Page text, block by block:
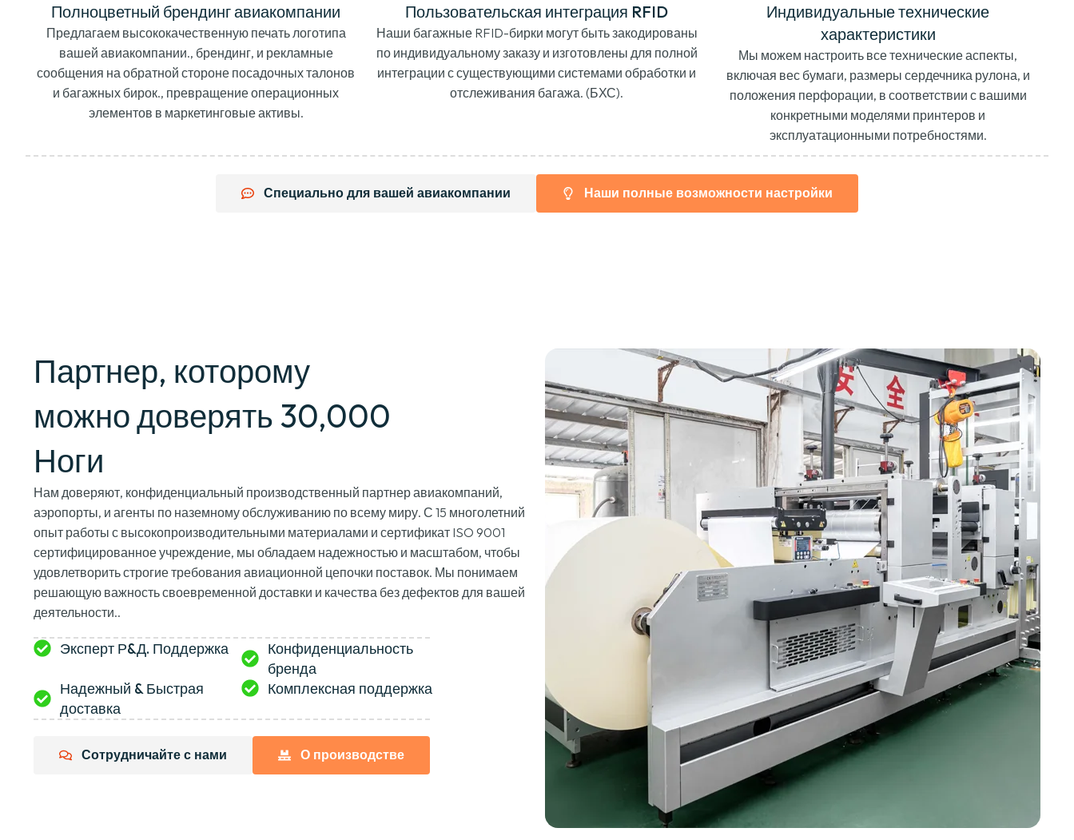
Полноцветный брендинг авиакомпании
Предлагаем высококачественную печать логотипа
вашей авиакомпании., брендинг, и рекламные
сообщения на обратной стороне посадочных талонов
и багажных бирок., превращение операционных
элементов в маркетинговые активы.
Пользовательская интеграция RFID
Наши багажные RFID-бирки могут быть закодированы
по индивидуальному заказу и изготовлены для полной
интеграции с существующими системами обработки и
отслеживания багажа. (БХС).
Индивидуальные технические
характеристики
Мы можем настроить все технические аспекты,
включая вес бумаги, размеры сердечника рулона, и
положения перфорации, в соответствии с вашими
конкретными моделями принтеров и
эксплуатационными потребностями.
Специально для вашей авиакомпании Наши полные возможности настройки
Партнер, которому
можно доверять 30,000
Ноги
Нам доверяют, конфиденциальный производственный партнер авиакомпаний,
аэропорты, и агенты по наземному обслуживанию по всему миру. С 15 многолетний
опыт работы с высокопроизводительными материалами и сертификат ISO 9001
сертифицированное учреждение, мы обладаем надежностью и масштабом, чтобы
удовлетворить строгие требования авиационной цепочки поставок. Мы понимаем
решающую важность своевременной доставки и качества без дефектов для вашей
деятельности..
Эксперт Р&Д. Поддержка
Конфиденциальность
бренда
Надежный & Быстрая
доставка
Комплексная поддержка
Сотрудничайте с нами О производстве